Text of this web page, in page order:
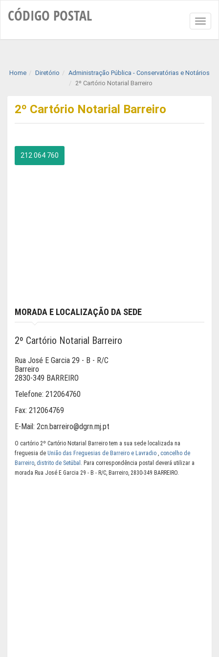
CÓDIGO POSTAL
Home Diretório
Administração Pública - Conservatórias e Notários
2º Cartório Notarial Barreiro
2º Cartório Notarial Barreiro
212 064 760
MORADA E LOCALIZAÇÃO DA SEDE
2º Cartório Notarial Barreiro
Rua José E Garcia 29 - B - R/C
Barreiro
2830-349 BARREIRO
Telefone: 212064760
Fax: 212064769
E-Mail: 2cn.barreiro@dgrn.mj.pt
O cartório 2º Cartório Notarial Barreiro tem a sua sede localizada na
freguesia de União das Freguesias de Barreiro e Lavradio , concelho de
Barreiro, distrito de Setúbal . Para correspondência postal deverá utilizar a
morada Rua José E Garcia 29 - B - R/C, Barreiro, 2830-349 BARREIRO.